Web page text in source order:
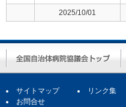
2025/10/01
サイトマップ リンク集
お問合せ